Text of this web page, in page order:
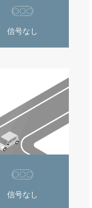
信号なし
信号なし